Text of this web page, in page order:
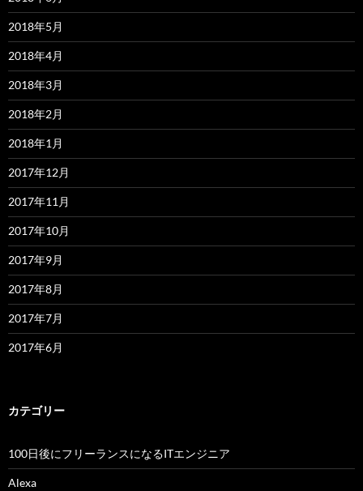
2018年5月
2018年4月
2018年3月
2018年2月
2018年1月
2017年12月
2017年11月
2017年10月
2017年9月
2017年8月
2017年7月
2017年6月
カテゴリー
100日後にフリーランスになるITエンジニア
Alexa